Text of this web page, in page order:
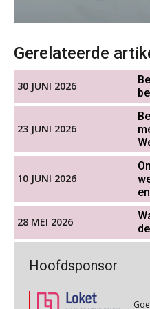
Gerelateerde
30 JUNI 2026
23 JUNI 2026
10 JUNI 2026
28 MEI 2026
Hoofdsponsor
OKT
Cursus
06
OKT
07
OKT
07
OKT
OKT